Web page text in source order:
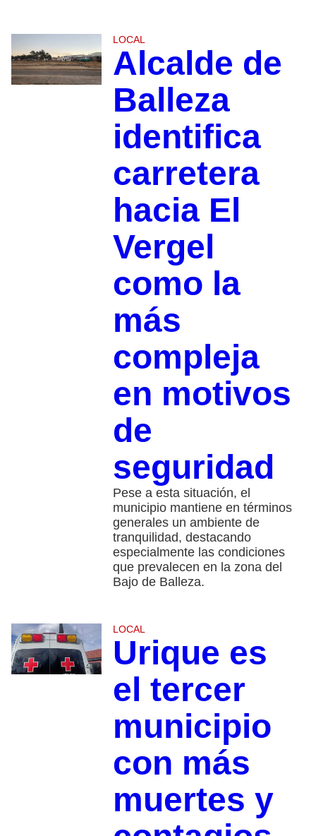
LOCAL
Alcalde de
Balleza
identifica
carretera
hacia El
Vergel
como la
más
compleja
en motivos
de
seguridad
Pese a esta situación, el
municipio mantiene en términos
generales un ambiente de
tranquilidad, destacando
especialmente las condiciones
que prevalecen en la zona del
Bajo de Balleza.
LOCAL
Urique es
el tercer
municipio
con más
muertes y